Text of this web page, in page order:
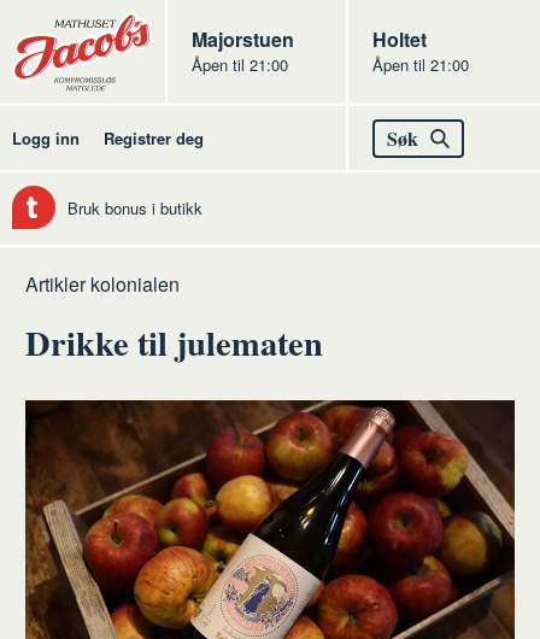
Butikker
Jacobs
Majorstuen
Åpen til 21:00
Jacobs
Holtet
Åpen til 21:00
Logg inn Registrer deg Søk
Bruk bonus i butikk
Hjem
Kolonialen
Artikler kolonialen
Drikke til julematen